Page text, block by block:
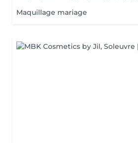
Maquillage mariage